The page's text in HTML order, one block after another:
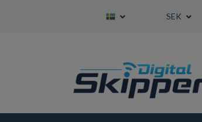
SEK